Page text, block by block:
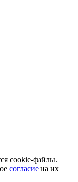
cookie-файлы.
согласие на их